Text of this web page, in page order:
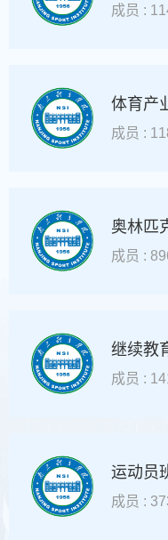
成员 :
体育产
成员 :
奥林匹
成员 :
继续教
成员 :
运动员
成员 :